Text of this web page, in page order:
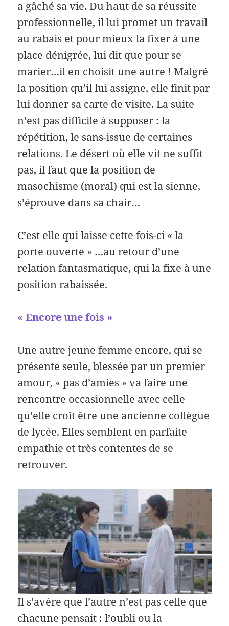
a gâché sa vie. Du haut de sa réussite
professionnelle, il lui promet un travail
au rabais et pour mieux la fixer à une
place dénigrée, lui dit que pour se
marier…il en choisit une autre ! Malgré
la position qu’il lui assigne, elle finit par
lui donner sa carte de visite. La suite
n’est pas difficile à supposer : la
répétition, le sans-issue de certaines
relations. Le désert où elle vit ne suffit
pas, il faut que la position de
masochisme (moral) qui est la sienne,
s’éprouve dans sa chair…
C’est elle qui laisse cette fois-ci « la
porte ouverte » …au retour d’une
relation fantasmatique, qui la fixe à une
position rabaissée.
« Encore une fois »
Une autre jeune femme encore, qui se
présente seule, blessée par un premier
amour, « pas d’amies » va faire une
rencontre occasionnelle avec celle
qu’elle croît être une ancienne collègue
de lycée. Elles semblent en parfaite
empathie et très contentes de se
retrouver.
Il s’avère que l’autre n’est pas celle que
chacune pensait : l’oubli ou la